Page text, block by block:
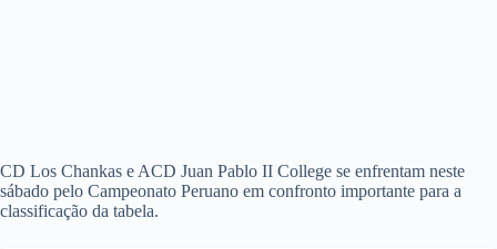
CD Los Chankas e ACD Juan Pablo II College se enfrentam neste
sábado pelo Campeonato Peruano em confronto importante para a
classificação da tabela.